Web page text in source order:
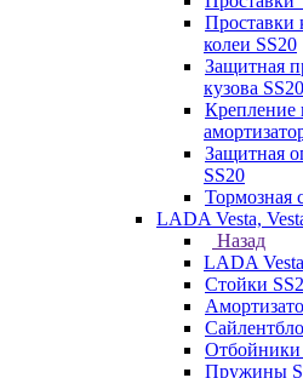
Проставки
колеи SS20
Защитная
кузова SS20
Крепление
Защитная
SS20
Тормозная
LADA Vesta,
Назад
LADA
Стойки
Отбойники
Пружины